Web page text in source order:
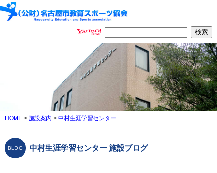
HOME > 施設案内 > 中村生涯学習センター
中村生涯学習センター 施設ブログ